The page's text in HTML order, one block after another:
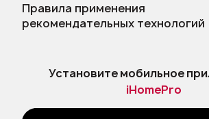
Правила применения
рекомендательных технологий
Установите мобильное
iHomePro